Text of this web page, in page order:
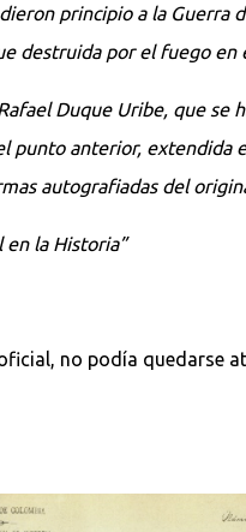
principio a la
destruida por el fuego
Duque Uribe, que
anterior, extendida
autografiadas del
en la Historia”
no podía quedarse